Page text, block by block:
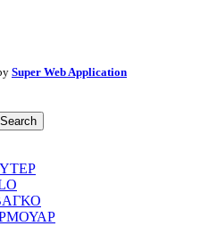
Super Web Application
Search